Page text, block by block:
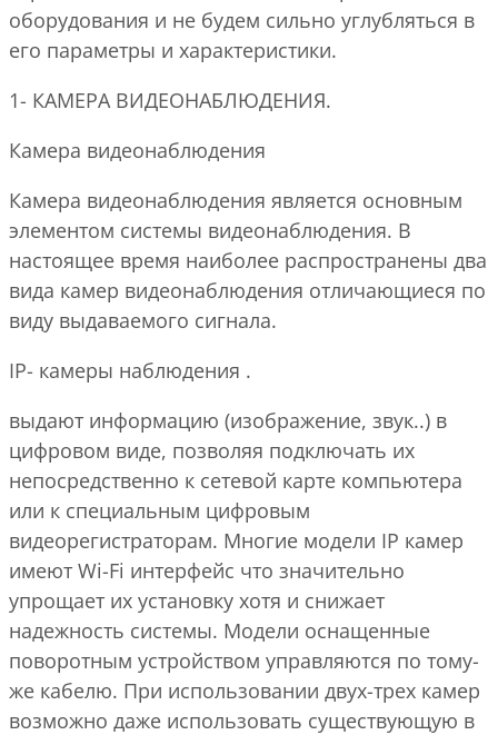
оборудования и не будем сильно углубляться в
его параметры и характеристики.
1- КАМЕРА ВИДЕОНАБЛЮДЕНИЯ.
Камера видеонаблюдения
Камера видеонаблюдения является основным
элементом системы видеонаблюдения. В
настоящее время наиболее распространены два
вида камер видеонаблюдения отличающиеся по
виду выдаваемого сигнала.
IP- камеры наблюдения .
выдают информацию (изображение, звук..) в
цифровом виде, позволяя подключать их
непосредственно к сетевой карте компьютера
или к специальным цифровым
видеорегистраторам. Многие модели IP камер
имеют Wi-Fi интерфейс что значительно
упрощает их установку хотя и снижает
надежность системы. Модели оснащенные
поворотным устройством управляются по тому-
же кабелю. При использовании двух-трех камер
возможно даже использовать существующую в